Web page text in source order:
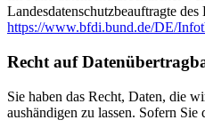
Landesdatenschutzbeauftragte
https://www.bfdi.bund.de/DE/
Recht auf
Sie haben das Recht, Daten, die
aushändigen zu lassen. Sofern